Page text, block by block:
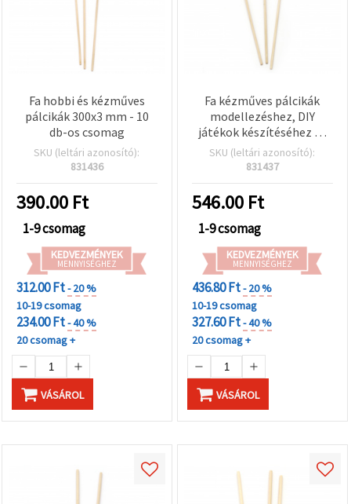
Fa hobbi és kézműves
pálcikák 300x3 mm - 10
db-os csomag
SKU (leltári azonosító):
831436
390.00 Ft
1-9 csomag
KEDVEZMÉNYEK
MENNYISÉGHEZ
312.00 Ft- 20 %
10-19 csomag
234.00 Ft- 40 %
20 csomag +
VÁSÁROL
Fa kézműves pálcikák
modellezéshez, DIY
játékok készítéséhez és
kézzel készített
ceruzatartókhoz, 300 x
3,8 mm – 10 db-os
csomag
SKU (leltári azonosító):
831437
546.00 Ft
1-9 csomag
KEDVEZMÉNYEK
MENNYISÉGHEZ
436.80 Ft- 20 %
10-19 csomag
327.60 Ft- 40 %
20 csomag +
VÁSÁROL